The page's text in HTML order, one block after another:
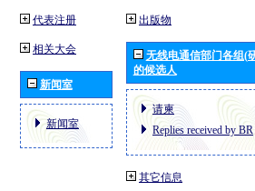
代表注册
相关大会
新闻室
新闻室
出版物
无线电通信部门各组(
的候选人
请柬
Replies received by BR
其它信息